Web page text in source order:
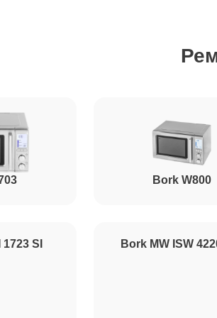
управления (восстановление)
управления
Bork W800
SI Bork MW ISW